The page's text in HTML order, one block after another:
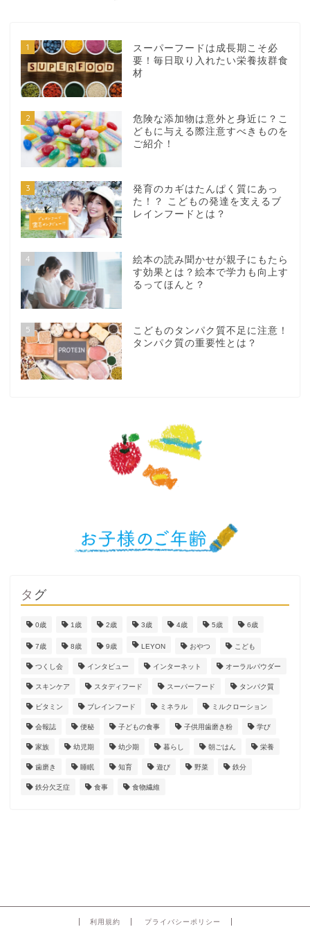
1
スーパーフードは成長期こそ必
要！毎日取り入れたい栄養抜群食
材
2
危険な添加物は意外と身近に？こ
どもに与える際注意すべきものを
ご紹介！
3
発育のカギはたんぱく質にあっ
た！？ こどもの発達を支えるブ
レインフードとは？
4
絵本の読み聞かせが親子にもたら
す効果とは？絵本で学力も向上す
るってほんと？
5
こどものタンパク質不足に注意！
タンパク質の重要性とは？
タグ
0歳 1歳 2歳 3歳 4歳 5歳 6歳
7歳 8歳 9歳 LEYON おやつ こども
つくし会 インタビュー インターネット オーラルパウダー
スキンケア スタディフード スーパーフード タンパク質
ビタミン ブレインフード ミネラル ミルクローション
会報誌 便秘 子どもの食事 子供用歯磨き粉 学び
家族 幼児期 幼少期 暮らし 朝ごはん 栄養
歯磨き 睡眠 知育 遊び 野菜 鉄分
鉄分欠乏症 食事 食物繊維
利用規約 プライバシーポリシー